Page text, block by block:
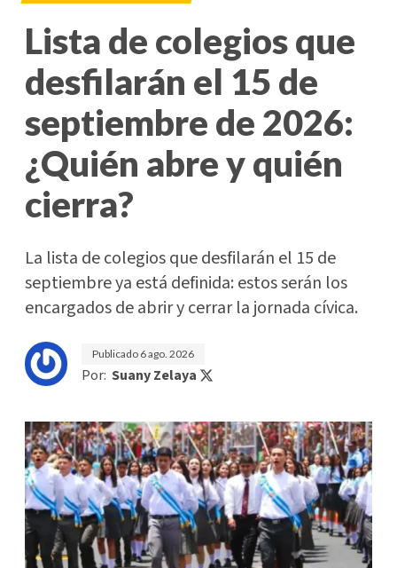
Lista de colegios que
desfilarán el 15 de
septiembre de 2026:
¿Quién abre y quién
cierra?
La lista de colegios que desfilarán el 15 de
septiembre ya está definida: estos serán los
encargados de abrir y cerrar la jornada cívica.
Publicado 6 ago. 2026
Por: Suany Zelaya